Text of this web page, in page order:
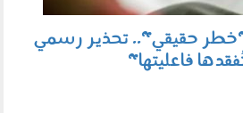
"خطر حقيقي".. تحذير رسمي
فاعليتها"